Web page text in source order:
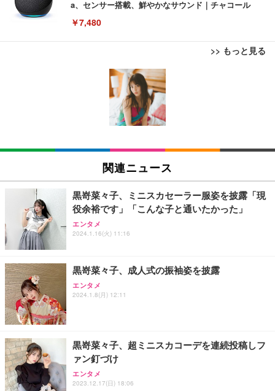
a、センサー搭載、鮮やかなサウンド｜チャコール
￥7,480
>> もっと見る
[EdoErgo] オフィスチェア 椅子 テレワーク 疲れな
い 跳ね上げ式アームレスト コンパクト 約105度ロッ
キング pc 事務椅子 360度回転 座面昇降 強化ナイロ
ン樹脂ベース 通気性メッシュ 在宅ワーク H-WY01
(黒網+黒枠+黒足)
SIHOO B100 オフィスチェア／デスクチェア メッシ
ュチェア 人間工学 疲れない ブラック
￥27,999
Sezlife オフィスチェア デスクチェア 疲れない テレ
ワーク チェア 強化バックレスト 30度ロッキング機
能 人間工学 椅子 腰サポート 90度跳ね上げ式アーム
務用 おしゃれ パソコンチェア (ブラック)
Sezlife オフィスチェア デスクチェア 疲れない テレ
ワーク チェア 強化バックレスト 30度ロッキング機
務用 おしゃれ パソコンチェア (ホワイト)
ANDWINT オフィスチェア デスクチェア 肘なし メ
ッシュ 通気性 ランバーサポート付き 腰サポート ガ
ス圧無段階昇降 360度回転 キャスター付き コンパク
EIZO ビジネス向けプレミアムモニター | FlexScan
EV3240X-WT | 31.5型4K UHD・USB Type-C・ホワ
￥105,595
EIZO ビジネス向けプレミアムモニター | FlexScan
【純正品】27"ゲーミングモニター DualSense 充電
フック付き（CFI-ZDM1J）
【整備済み品】Dell E2724HS 27インチ 液晶モニタ
ー フルHD（1920×1080）VA 非光沢 HDMI/DisplayP
【MiniLED/24.5inch/280Hz/FHD】GRAPHT THE S
HOOTER Gaming Monitor 24” Essential ゲーミン
グモニター QD 24.5インチ 1ms FHD 量子ドット 残
Amazonベーシック ペットシーツ 薄型 レギュラー 1
回使い捨て 無香料 ホワイト 300枚
Amazonベーシック ペットシーツ 厚型 ワイド 42枚
x2袋(84枚) ホワイト(吸収面:ライトブルー)
￥3,234
ネオ・ルーライフ ネオ・オムツ L 中型犬用 26枚入
り 単品
Smart Basic(スマートベーシック) 【Amazon.co.jp
限定】 Smart Basic アイリスオーヤマ ペットシーツ
アイリスオーヤマ ペットシーツ 超厚型 お徳用 レギ
ュラー 200枚入【Amazon.co.jp限定】
関連ニュース
黒嵜菜々子、ミニスカセーラー服姿を披露「現
役余裕です」「こんな子と通いたかった」
エンタメ
2024.1.16(火) 11:16
黒嵜菜々子、成人式の振袖姿を披露
エンタメ
2024.1.8(月) 12:11
黒嵜菜々子、超ミニスカコーデを連続投稿しフ
ァン釘づけ
エンタメ
2023.12.17(日) 18:06